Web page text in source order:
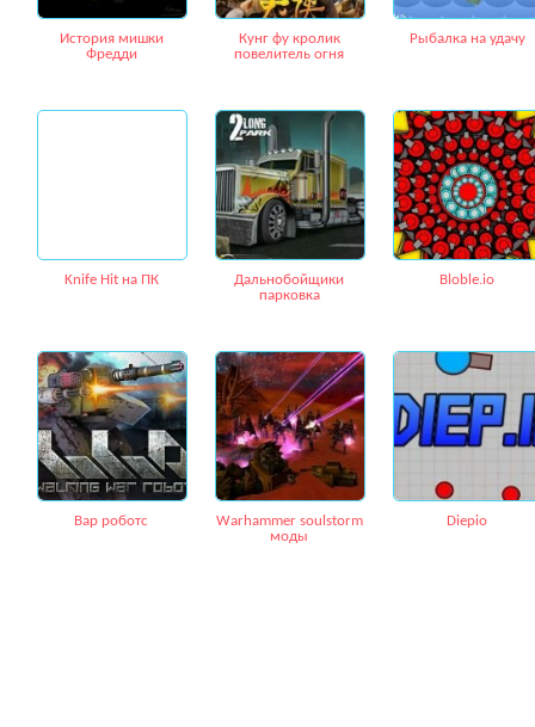
История мишки
Фредди
Кунг фу кролик
повелитель огня
Рыбалка на удачу
Knife Hit на ПК
Дальнобойщики
парковка
Bloble.io
Вар роботс
Warhammer soulstorm
моды
Diepio